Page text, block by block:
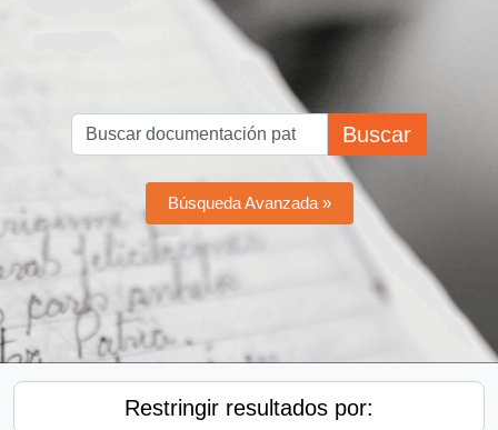
Buscar
Búsqueda Avanzada »
Restringir resultados por: